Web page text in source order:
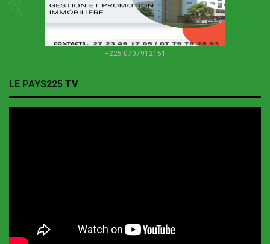
+225 0707912151
LE PAYS225 TV